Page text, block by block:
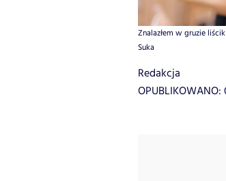
Znalazłem w gruzie
Suka
Redakcja
OPUBLIKOWANO: